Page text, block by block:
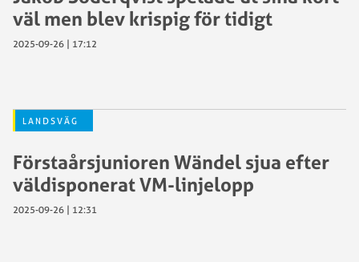
väl men blev krispig för tidigt
2025-09-26 | 17:12
LANDSVÄG
Förstaårsjunioren Wändel sjua efter
väldisponerat VM-linjelopp
2025-09-26 | 12:31